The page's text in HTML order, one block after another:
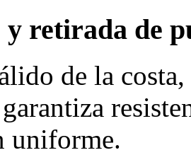
retirada de
de la
uniforme.